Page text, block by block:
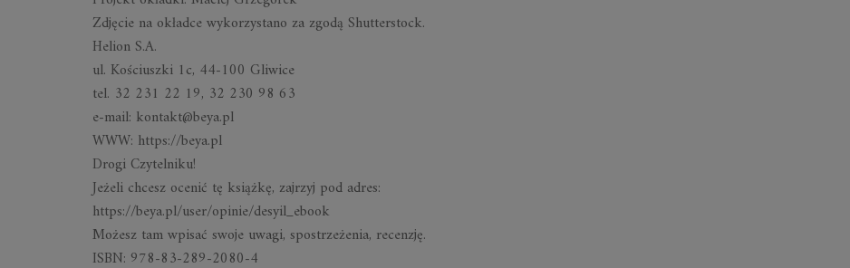
Zdjęcie na okładce wykorzystano za zgodą Shutterstock.
Helion S.A.
ul. Kościuszki 1c, 44-100 Gliwice
tel. 32 231 22 19, 32 230 98 63
e-mail: kontakt@beya.pl
WWW: https://beya.pl
Drogi Czytelniku!
Jeżeli chcesz ocenić tę książkę, zajrzyj pod adres:
https://beya.pl/user/opinie/desyil_ebook
Możesz tam wpisać swoje uwagi, spostrzeżenia, recenzję.
ISBN: 978-83-289-2080-4